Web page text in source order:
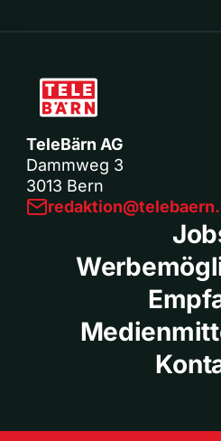
TeleBärn AG
Dammweg 3
3013 Bern